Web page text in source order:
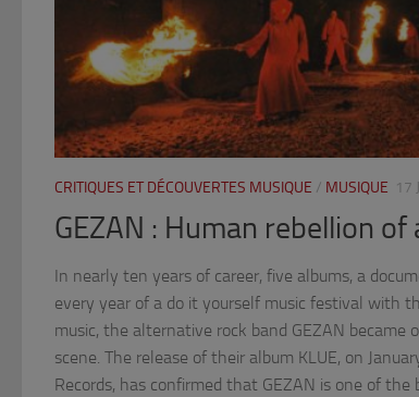
CRITIQUES ET DÉCOUVERTES MUSIQUE / MUSIQUE 17
GEZAN : Human rebellion
In nearly ten years of career, five albums, a
every year of a do it yourself music festival with
music, the alternative rock band GEZAN became
scene. The release of their album KLUE, on
Records, has confirmed that GEZAN is one of